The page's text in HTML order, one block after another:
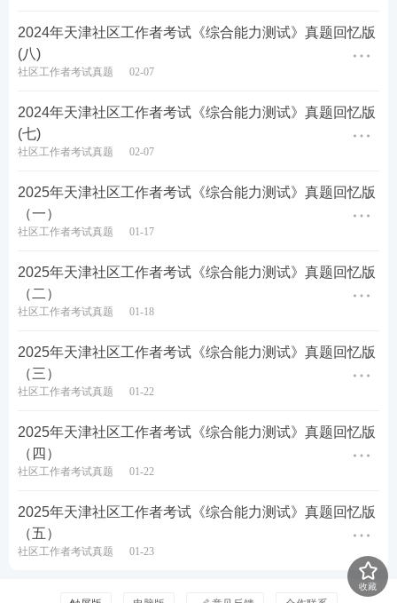
查看答案
老师没有教好造成的。新学期开学不久，上学期学习
成绩还不及格的学生已经没有不及格的了。因此，校
以下哪项推理的缺陷与题干相似？
A.营养学家坚持认为，队员们的体重增加是由于暴饮
暴食。因此，营养学家认为，队员们的体重将不会增
加
B.团队成员在抱怨体重增加，但营养学家认为体重增
加仅仅是队员们的想象，为此向队员们发放了过去三
个月的体重变化表。因此，营养学家很高兴关于体重
增加的投诉减少了
C.经理坚持认为，工人投诉是由于他们的工作任务太
经理高兴地认为工作环境得到了改善
D.经理坚持认为，工人提出投诉是由于工作量不饱
和。不久以后，工厂里没有出现投诉。因此，经理高
2024年天津社区工作者考试《综合能力测试》真题回忆版
(八)
社区工作者考试真题 02-07
2024年天津社区工作者考试《综合能力测试》真题回忆版
(七)
社区工作者考试真题 02-07
2025年天津社区工作者考试《综合能力测试》真题回忆版
（一）
社区工作者考试真题 01-17
2025年天津社区工作者考试《综合能力测试》真题回忆版
（二）
社区工作者考试真题 01-18
2025年天津社区工作者考试《综合能力测试》真题回忆版
（三）
社区工作者考试真题 01-22
2025年天津社区工作者考试《综合能力测试》真题回忆版
（四）
社区工作者考试真题 01-22
2025年天津社区工作者考试《综合能力测试》真题回忆版
（五）
社区工作者考试真题 01-23
收藏